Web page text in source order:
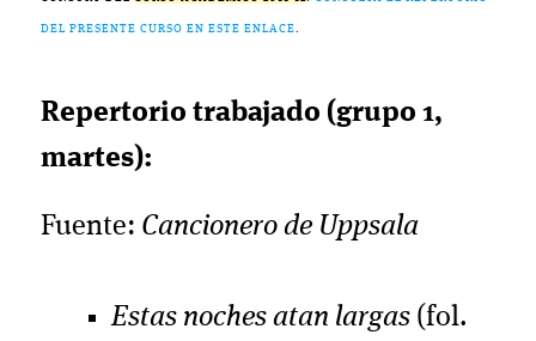
DEL PRESENTE CURSO EN ESTE ENLACE.
Repertorio trabajado (grupo 1,
martes):
Fuente: Cancionero de Uppsala
Estas noches atan largas (fol.